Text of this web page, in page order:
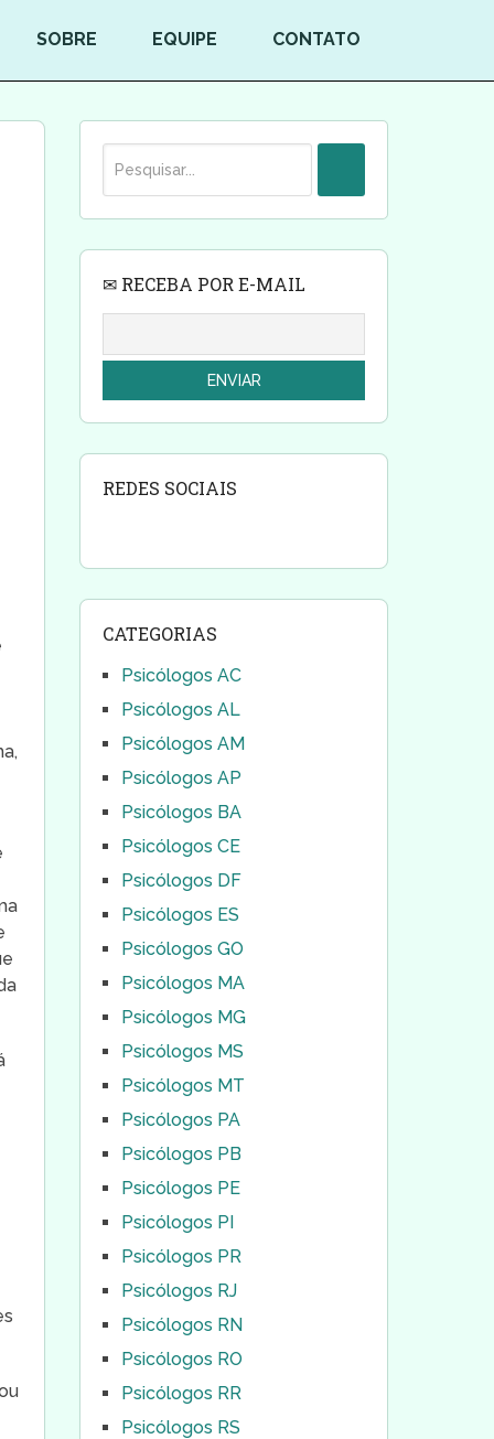
SOBRE EQUIPE CONTATO
✉ RECEBA POR E-MAIL
REDES SOCIAIS
CATEGORIAS
Psicólogos AC
Psicólogos AL
Psicólogos AM
Psicólogos AP
Psicólogos BA
Psicólogos CE
Psicólogos DF
Psicólogos ES
Psicólogos GO
Psicólogos MA
Psicólogos MG
Psicólogos MS
Psicólogos MT
Psicólogos PA
Psicólogos PB
Psicólogos PE
Psicólogos PI
Psicólogos PR
Psicólogos RJ
Psicólogos RN
Psicólogos RO
Psicólogos RR
Psicólogos RS